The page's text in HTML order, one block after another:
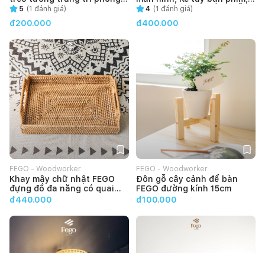
khách phong cách hiện đại
5 (1 đánh giá)
đ200.000
Giá treo tai nghe bằng gỗ tự
nhiên FEGO
4 (1 đánh giá)
đ400.000
FEGO - Woodworker
Khay mây chữ nhật FEGO
đựng đồ đa năng có quai
cầm tiện lợi
đ440.000
FEGO - Woodworker
Đôn gỗ cây cảnh để bàn
FEGO đường kính 15cm
đ100.000